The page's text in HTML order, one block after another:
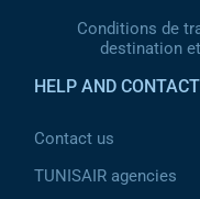
Conditions de
destination
HELP AND CONTACT
Contact us
TUNISAIR agencies